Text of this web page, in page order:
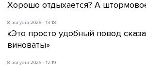
Хорошо отдыхается? А
8 августа 2026 - 13:18
«Это просто удобный повод
виноваты»
8 августа 2026 - 12:19